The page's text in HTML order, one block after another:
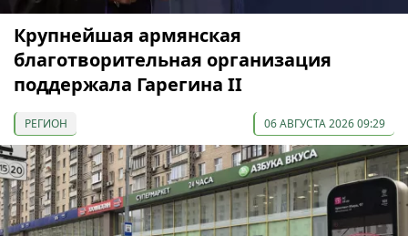
Крупнейшая армянская
благотворительная организация
поддержала Гарегина II
РЕГИОН 06 АВГУСТА 2026 09:29